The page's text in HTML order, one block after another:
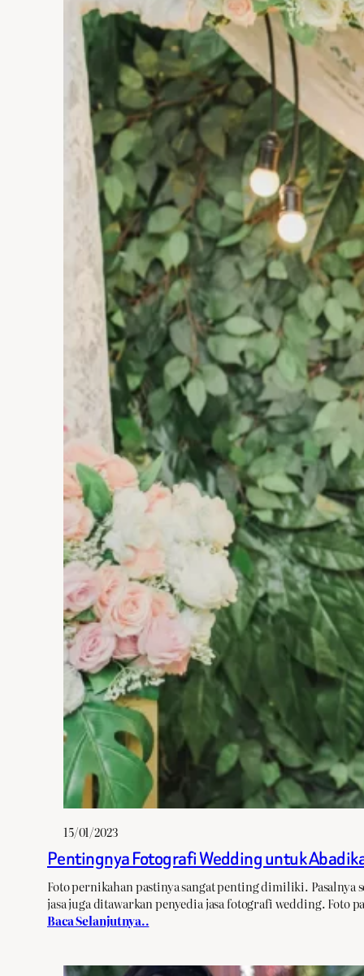
15/01/2023
Pentingnya Fotografi Wedding untuk
Foto pernikahan pastinya sangat penting dimiliki. Pasalnya
jasa juga ditawarkan penyedia jasa fotografi wedding. Foto
Baca Selanjutnya..